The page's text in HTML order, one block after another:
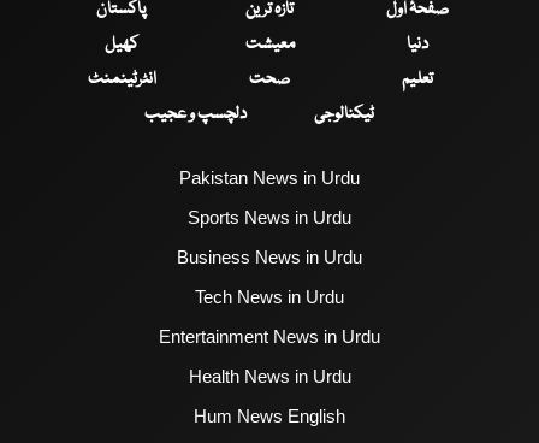
صفحۂ اول تازہ ترین
پاکستان
دنیا
معیشت
کھیل
تعلیم
صحت
انٹرٹینمنٹ
ٹیکنالوجی
دلچسپ و عجیب
Pakistan News in Urdu
Sports News in Urdu
Business News in Urdu
Tech News in Urdu
Entertainment News in Urdu
Health News in Urdu
Hum News English